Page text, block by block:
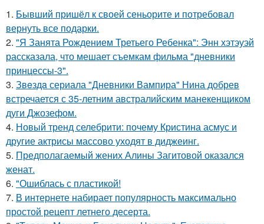
1. Бывший пришёл к своей сеньорите и потребовал
вернуть все подарки.
2. "Я Занята Рождением Третьего Ребенка": Энн хэтэуэй
рассказала, что мешает съемкам фильма "дневники
принцессы-3".
3. Звeздa сериала "Дневники Вампира" Нина добрев
встречается с 35-летним австралийским манекенщиком
дуги Джозефом.
4. Новый тренд селебрити: почему Кристина асмус и
другие актрисы массово уходят в диджеинг.
5. Предполагаемый жених Алины Загитовой оказался
женат.
6. "Ошиблась с пластикой!
7. В интернете набирает популярность максимально
простой рецепт летнего десерта.